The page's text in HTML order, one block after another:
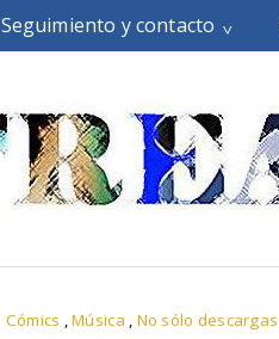
Seguimiento y contacto
Cómics ,Música , No sólo descargas